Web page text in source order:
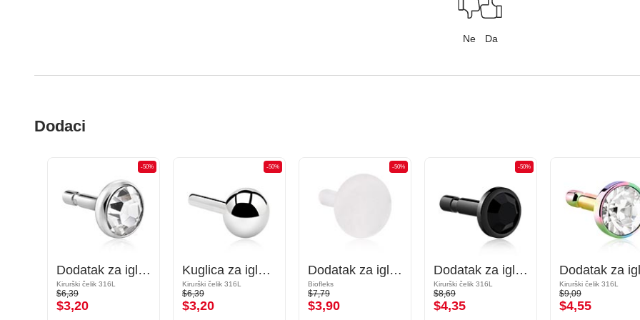
Ne Da
Dodaci
-50%
Dodatak za igle s "push fit" kopčanjem (kirurški čelik, srebrna, sjajna završna obrada) s kristalnim kamenjem
Kirurški čelik 316L
$6,39
$3,20
-50%
Kuglica za igle s "push fit" kopčanjem (kirurški čelik, srebrna, sjajna završna obrada)
Kirurški čelik 316L
$6,39
$3,20
-50%
Dodatak za igle s "push fit" kopčanjem (biofleks, prozirni)
Biofleks
$7,79
$3,90
-50%
Dodatak za igle s "push fit" kopčanjem (kirurški čelik, crna, sjajna završna obrada) s kristalnim kamenom
Kirurški čelik 316L
$8,69
$4,35
Kirurški čelik 316L
$9,09
$4,55